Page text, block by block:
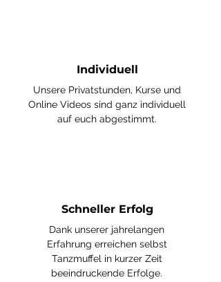
Individuell
Unsere Privatstunden, Kurse und
Online Videos sind ganz individuell
auf euch abgestimmt.
Schneller Erfolg
Dank unserer jahrelangen
Erfahrung erreichen selbst
Tanzmuffel in kurzer Zeit
beeindruckende Erfolge.